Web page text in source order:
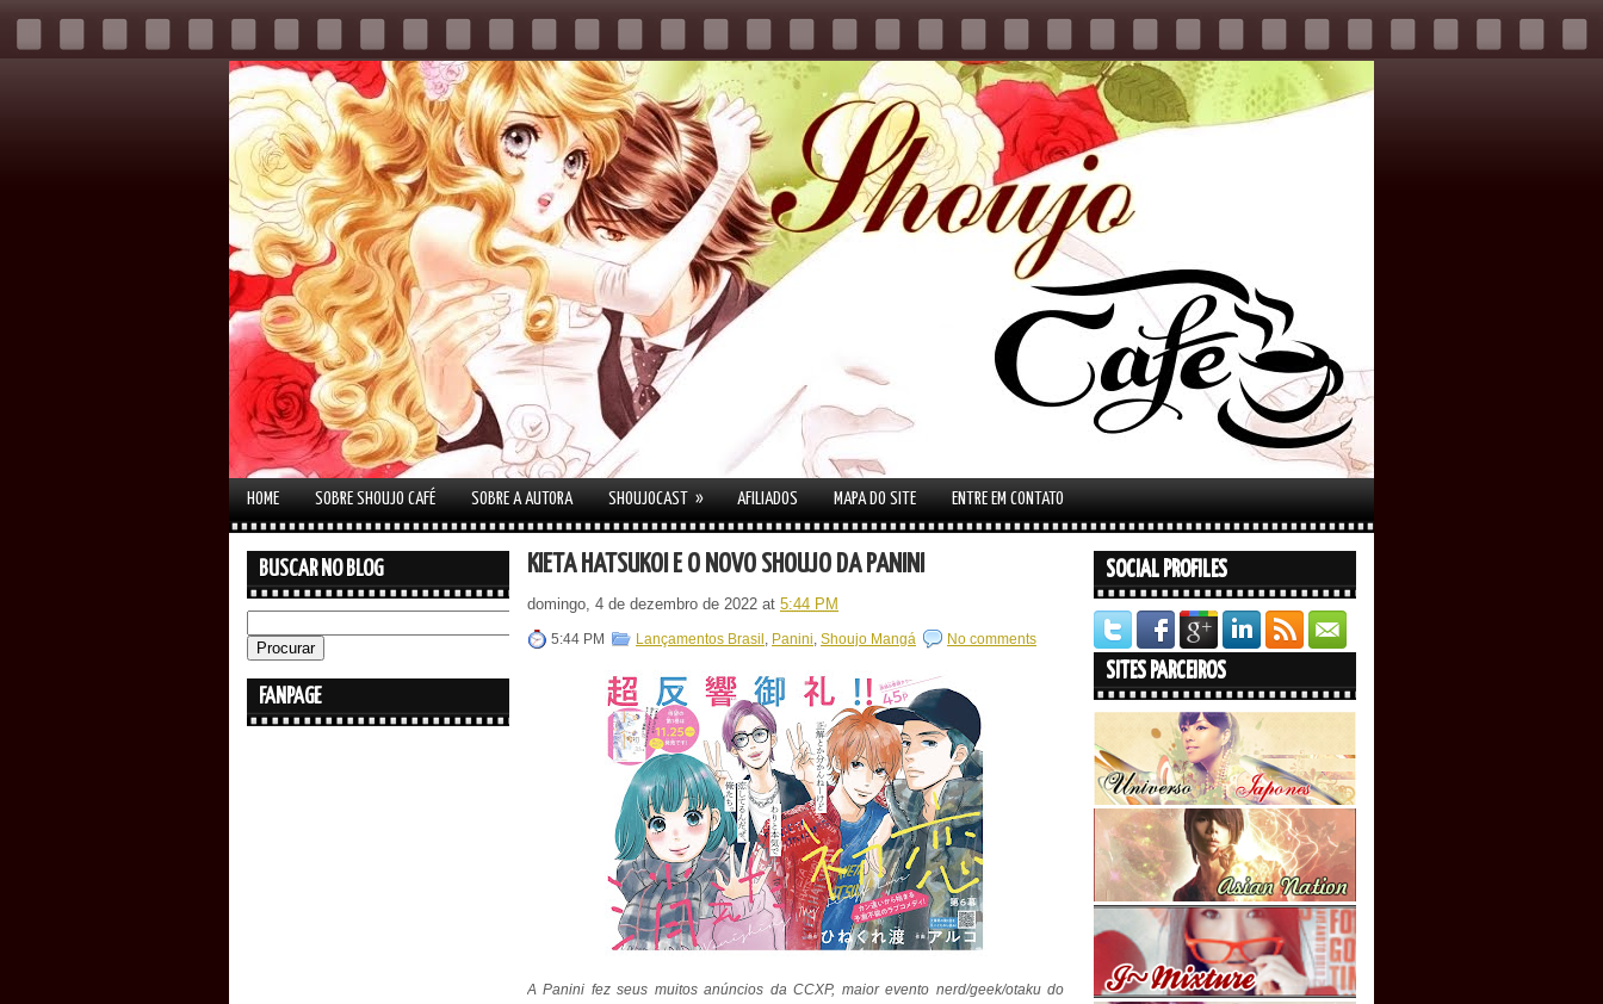
HOME SOBRE SHOUJO CAFÉ SOBRE A AUTORA SHOUJOCAST » AFILIADOS MAPA DO SITE ENTRE EM CONTATO
BUSCAR NO BLOG
FANPAGE
KIETA HATSUKOI É O NOVO SHOUJO DA PANINI
domingo, 4 de dezembro de 2022 at 5:44 PM
5:44 PM Lançamentos Brasil , Panini, Shoujo Mangá No comments
A Panini fez seus muitos anúncios da CCXP, maior evento nerd/geek/otaku do
SOCIAL PROFILES
SITES PARCEIROS